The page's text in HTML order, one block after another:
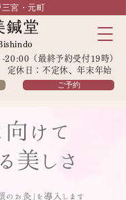
宮・元町
鍼堂
（最終予約受付19時）
休日：不定休、年末年始
ご予約